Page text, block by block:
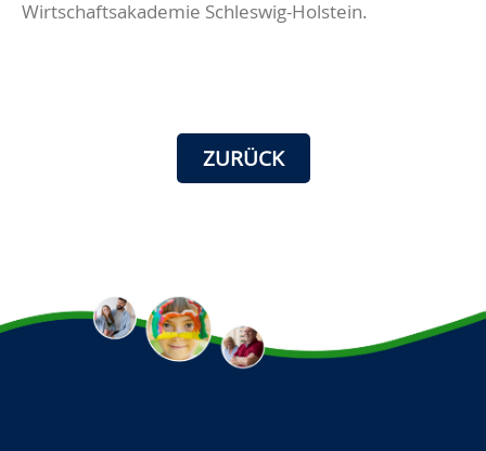
Wirtschaftsakademie Schleswig-Holstein.
ZURÜCK